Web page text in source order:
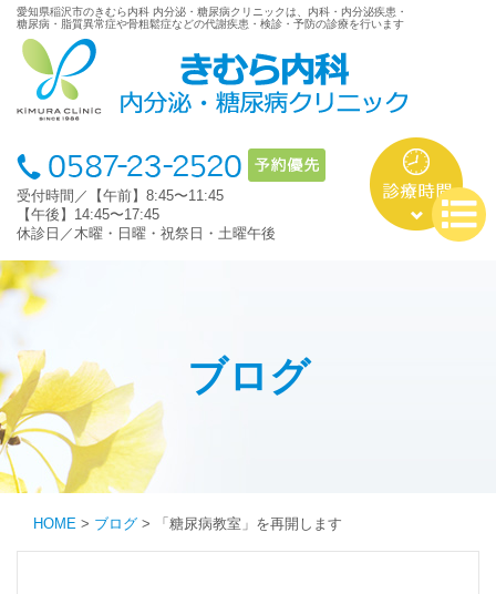
愛知県稲沢市のきむら内科 内分泌・糖尿病クリニックは、内科・内分泌疾患・
糖尿病・脂質異常症や骨粗鬆症などの代謝疾患・検診・予防の診療を行います
受付時間／【午前】8:45〜11:45
【午後】14:45〜17:45
休診日／木曜・日曜・祝祭日・土曜午後
ブログ
HOME > ブログ > 「糖尿病教室」を再開します